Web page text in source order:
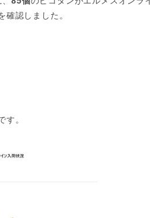
確認しました。
す。